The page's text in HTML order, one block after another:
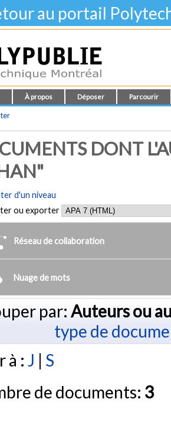
au portail
À propos Déposer Parcourir
DONT
d'un niveau
ou exporter
Réseau de collaboration
Nuage de mots
par: Auteurs ou
type de
à : J | S
de documents: 3